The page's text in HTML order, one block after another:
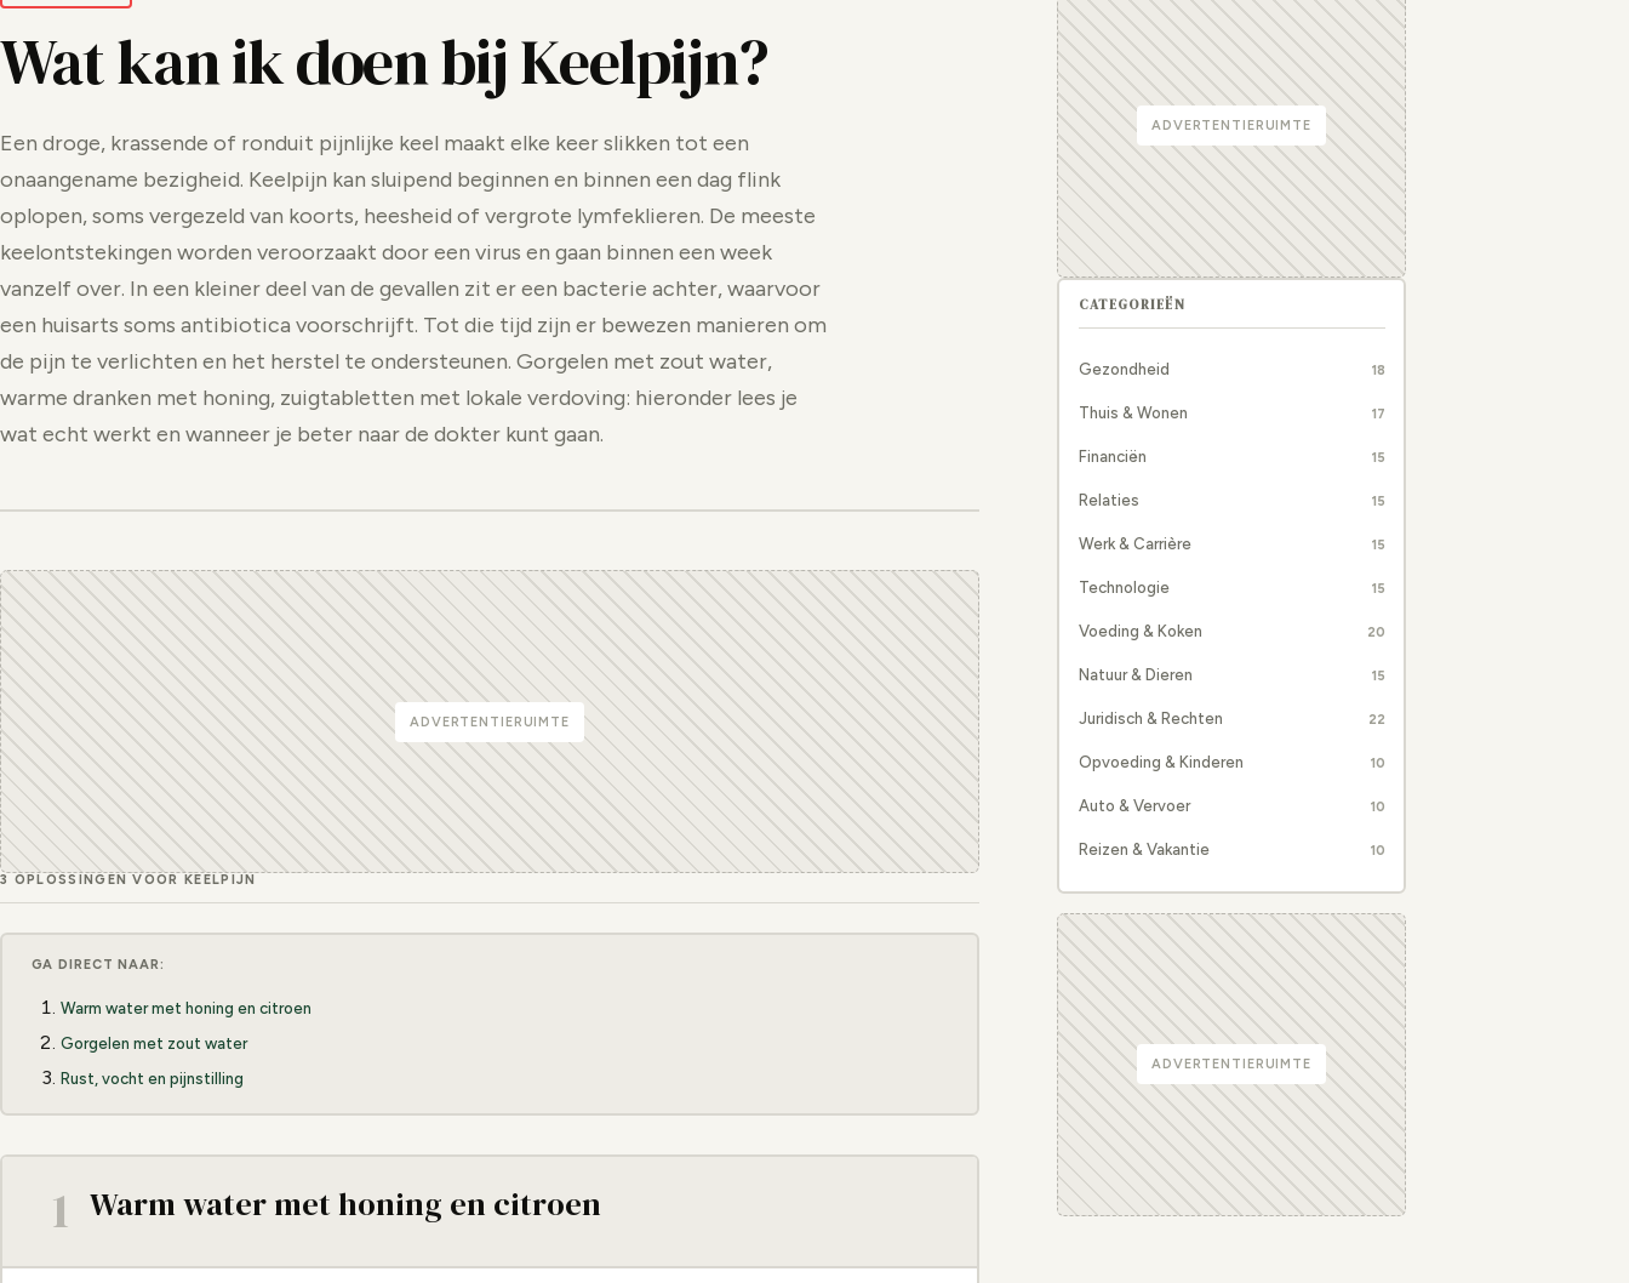
Wat kan ik doen bij Keelpijn?
Een droge, krassende of ronduit pijnlijke keel maakt elke keer slikken tot een
onaangename bezigheid. Keelpijn kan sluipend beginnen en binnen een dag flink
oplopen, soms vergezeld van koorts, heesheid of vergrote lymfeklieren. De meeste
keelontstekingen worden veroorzaakt door een virus en gaan binnen een week
vanzelf over. In een kleiner deel van de gevallen zit er een bacterie achter, waarvoor
een huisarts soms antibiotica voorschrijft. Tot die tijd zijn er bewezen manieren om
de pijn te verlichten en het herstel te ondersteunen. Gorgelen met zout water,
warme dranken met honing, zuigtabletten met lokale verdoving: hieronder lees je
wat echt werkt en wanneer je beter naar de dokter kunt gaan.
ADVERTENTIERUIMTE
3 OPLOSSINGEN VOOR KEELPIJN
GA DIRECT NAAR:
Warm water met honing en citroen
Gorgelen met zout water
Rust, vocht en pijnstilling
1 Warm water met honing en citroen
ADVERTENTIERUIMTE
CATEGORIEËN
Gezondheid 18
Thuis & Wonen 17
Financiën 15
Relaties 15
Werk & Carrière 15
Technologie 15
Voeding & Koken 20
Natuur & Dieren 15
Juridisch & Rechten 22
Opvoeding & Kinderen 10
Auto & Vervoer 10
Reizen & Vakantie 10
ADVERTENTIERUIMTE